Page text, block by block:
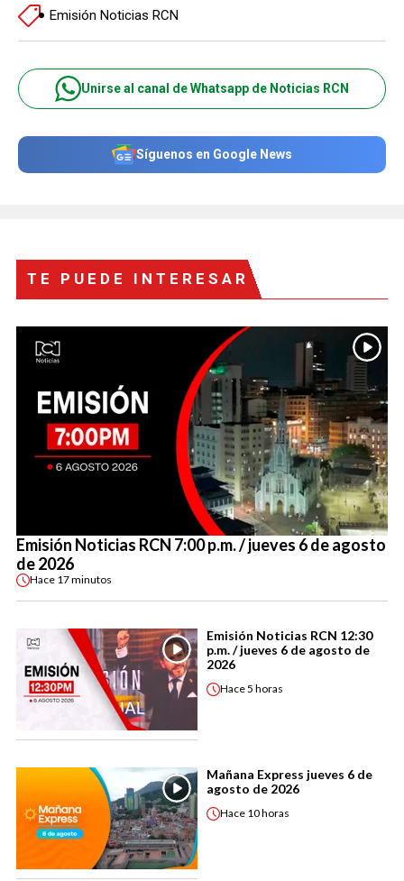
Emisión Noticias RCN
Unirse al canal de Whatsapp de Noticias RCN
Síguenos en Google News
TE PUEDE INTERESAR
Emisión Noticias RCN 7:00 p.m. / jueves 6 de agosto
de 2026
Hace 17 minutos
Emisión Noticias RCN 12:30
p.m. / jueves 6 de agosto de
2026
Hace5 horas
Mañana Express jueves 6 de
agosto de 2026
Hace 10 horas